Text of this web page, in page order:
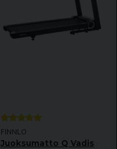
FINNLO
Juoksumatto Q Vadis